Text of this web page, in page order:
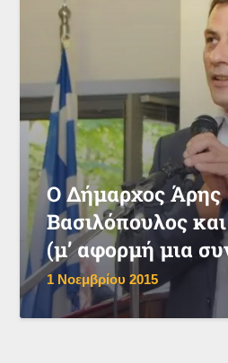
Ο Δήμαρχος Άρης
Βασιλόπουλος και
(μ’ αφορμή μια
1 Νοεμβρίου 2015